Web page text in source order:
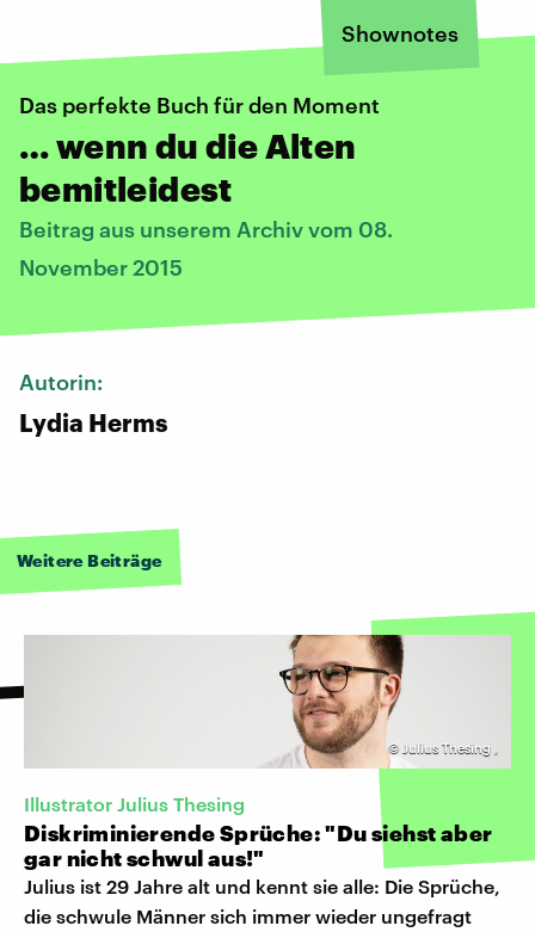
Shownotes
Das perfekte Buch für den Moment
… wenn du die Alten
bemitleidest
Beitrag aus unserem Archiv vom 08.
November 2015
Autorin:
Lydia Herms
Weitere Beiträge
© Julius Thesing
Illustrator Julius Thesing
Diskriminierende Sprüche: "Du siehst aber
gar nicht schwul aus!"
Julius ist 29 Jahre alt und kennt sie alle: Die Sprüche,
die schwule Männer sich immer wieder ungefragt